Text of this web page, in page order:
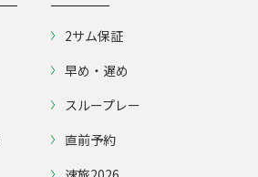
2サム保証
早め・遅め
スループレー
直前予約